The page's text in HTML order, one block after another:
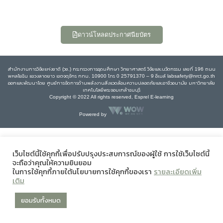
ดาวน์โหลดประกาศนียบัตร
สำนักงานการวิจัยแห่งชาติ (วช.) กระทรวงการอุดมศึกษา วิทยาศาสตร์ วิจัยและนวัตกรรม เลขที่ 196 ถนน
พหลโยธิน แขวงลาดยาว เขตจตุจักร กทม. 10900 โทร 0 25791370 – 9 อีเมล์ labsafety@nrct.go.th
ออกและพัฒนาโดย ศูนย์การจัดการด้านพลังงานสิ่งแวดล้อมความปลอดภัยและอาชีวอนามัย มหาวิทยาลัย
เทคโนโลยีพระจอมเกล้าธนบุรี
Copyright © 2022 All rights reserved, Esprel E-learning
Powered by
เว็บไซต์นี้ใช้คุกกี้เพื่อปรับปรุงประสบการณ์ของผู้ใช้ การใช้เว็บไซต์นี้
จะถือว่าคุณให้ความยินยอม
ในการใช้คุกกี้ภายใต้นโยบายการใช้คุกกี้ของเรา รายละเอียดเพิ่ม
เติม
ยอมรับทั้งหมด